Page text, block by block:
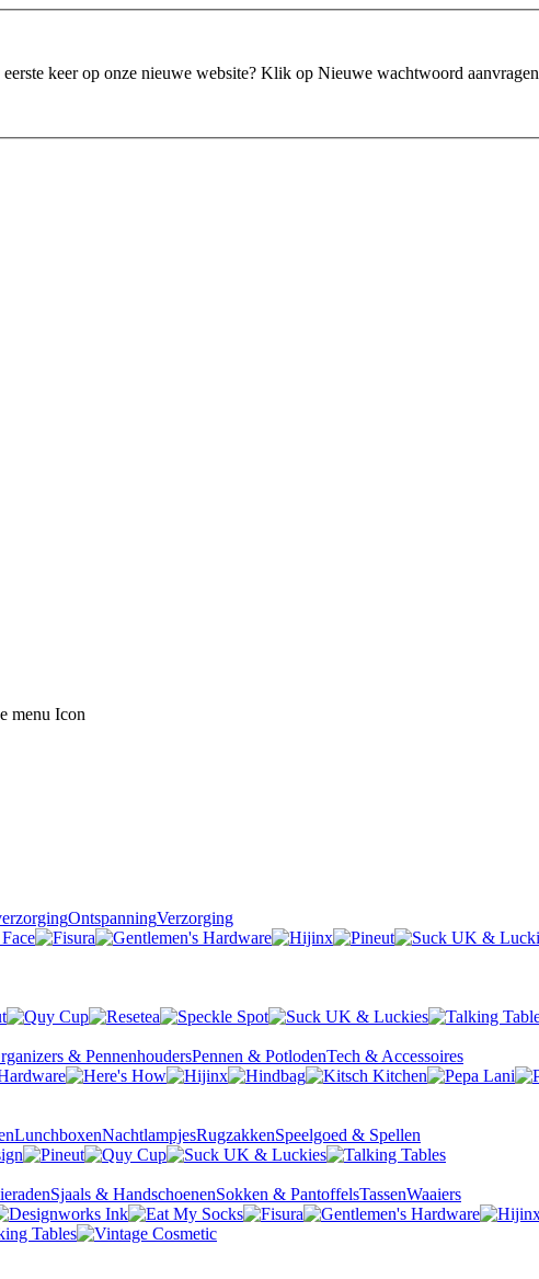
keer op onze nieuwe website? Klik op Nieuwe wachtwoord aanvragen
OntspanningVerzorging
& PennenhoudersPennen & PotlodenTech & Accessoires
LunchboxenNachtlampjesRugzakkenSpeelgoed & Spellen
Sjaals & HandschoenenSokken & PantoffelsTassenWaaiers